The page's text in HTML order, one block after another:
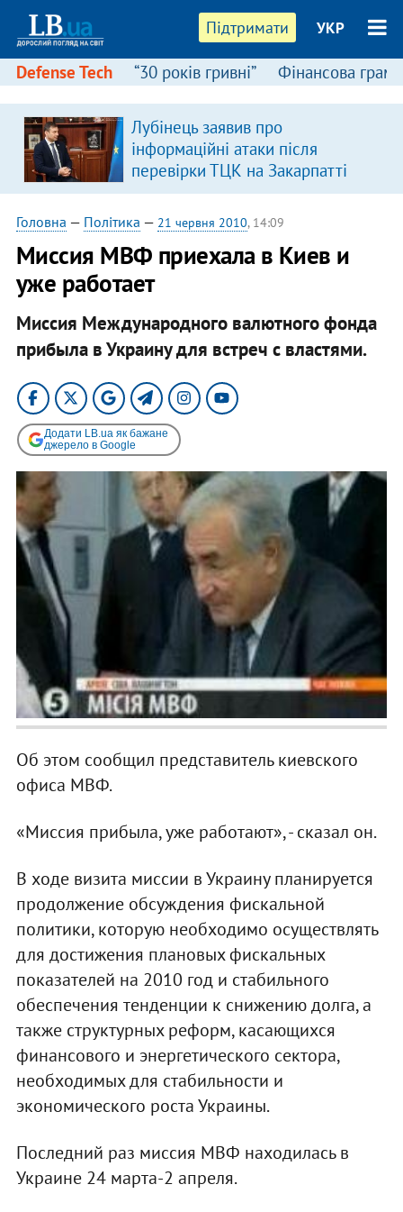
Підтримати УКР
Defense Tech “30 років гривні” Фінансова
Лубінець заявив про
інформаційні атаки після
перевірки ТЦК на Закарпатті
Головна — Політика — 21 червня 2010, 14:09
Миссия МВФ приехала в Киев и
уже работает
Миссия Международного валютного фонда
прибыла в Украину для встреч с властями.
Додати LB.ua як бажане
джерело в Google
Об этом сообщил представитель киевского
офиса МВФ.
«Миссия прибыла, уже работают», - сказал он.
В ходе визита миссии в Украину планируется
продолжение обсуждения фискальной
политики, которую необходимо осуществлять
для достижения плановых фискальных
показателей на 2010 год и стабильного
обеспечения тенденции к снижению долга, а
также структурных реформ, касающихся
финансового и энергетического сектора,
необходимых для стабильности и
экономического роста Украины.
Последний раз миссия МВФ находилась в
Украине 24 марта-2 апреля.